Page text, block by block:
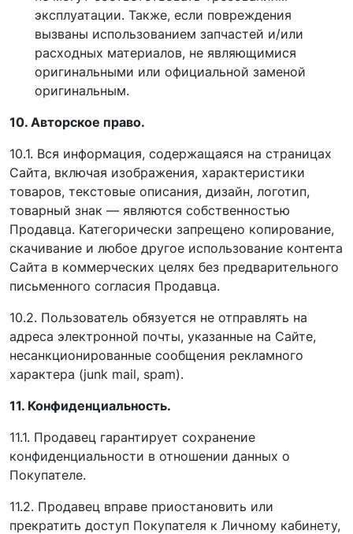
эксплуатации. Также, если повреждения
вызваны использованием запчастей и/или
расходных материалов, не являющимися
оригинальными или официальной заменой
оригинальным.
10. Авторское право.
10.1. Вся информация, содержащаяся на страницах
Сайта, включая изображения, характеристики
товаров, текстовые описания, дизайн, логотип,
товарный знак — являются собственностью
Продавца. Категорически запрещено копирование,
скачивание и любое другое использование контента
Сайта в коммерческих целях без предварительного
письменного согласия Продавца.
10.2. Пользователь обязуется не отправлять на
адреса электронной почты, указанные на Сайте,
несанкционированные сообщения рекламного
характера (junk mail, spam).
11. Конфиденциальность.
11.1. Продавец гарантирует сохранение
конфиденциальности в отношении данных о
Покупателе.
11.2. Продавец вправе приостановить или
прекратить доступ Покупателя к Личному кабинету,